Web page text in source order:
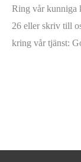
Ring vår kunniga
26 eller skriv till
kring vår tjänst: